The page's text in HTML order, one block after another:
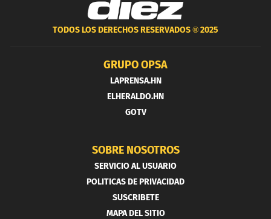
TODOS LOS DERECHOS RESERVADOS ®2025
GRUPO OPSA
LAPRENSA.HN
ELHERALDO.HN
GOTV
SOBRE NOSOTROS
SERVICIO AL USUARIO
POLITICAS DE PRIVACIDAD
SUSCRIBETE
MAPA DEL SITIO